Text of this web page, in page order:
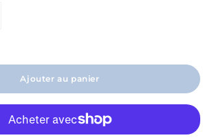
Ajouter au panier